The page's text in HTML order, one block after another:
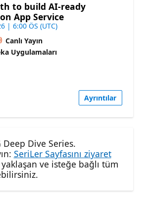
to build AI-ready
App Service
| 6:00 ÖS (UTC)
Canlı Yayın
Uygulamaları
Ayrıntılar
Deep Dive Series.
SeriLer Sayfasını ziyaret
ve isteğe bağlı tüm